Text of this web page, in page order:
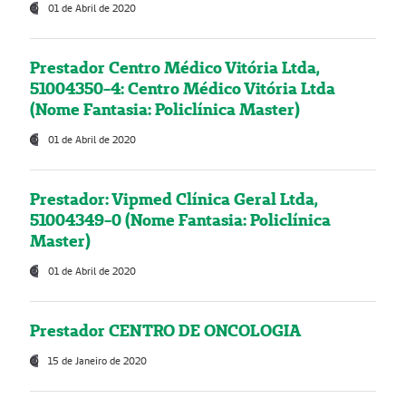
01 de Abril de 2020
Prestador Centro Médico Vitória Ltda,
51004350-4: Centro Médico Vitória Ltda
(Nome Fantasia: Policlínica Master)
01 de Abril de 2020
Prestador: Vipmed Clínica Geral Ltda,
51004349-0 (Nome Fantasia: Policlínica
Master)
01 de Abril de 2020
Prestador CENTRO DE ONCOLOGIA
15 de Janeiro de 2020